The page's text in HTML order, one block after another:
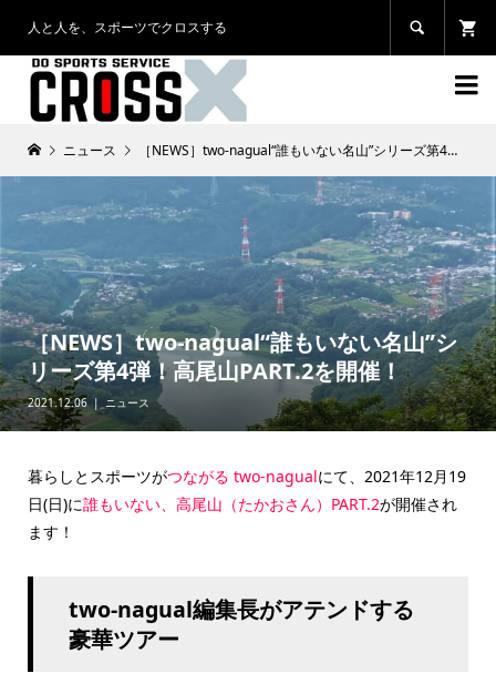
人と人を、スポーツでクロスする 

ニュース ［NEWS］two-nagual“誰もいない名山”シリーズ第4弾！高尾山PART.2を開催！
［NEWS］two-nagual“誰もいない名山”シ
リーズ第4弾！高尾山PART.2を開催！
2021.12.06 ニュース
暮らしとスポーツがつながる two-nagualにて、2021年12月19
日(日)に誰もいない、高尾山（たかおさん）PART.2が開催され
ます！
two-nagual編集長がアテンドする
豪華ツアー